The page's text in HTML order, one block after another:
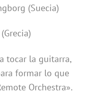
(Suecia)
tocar la guitarra,
formar lo que
Orchestra».